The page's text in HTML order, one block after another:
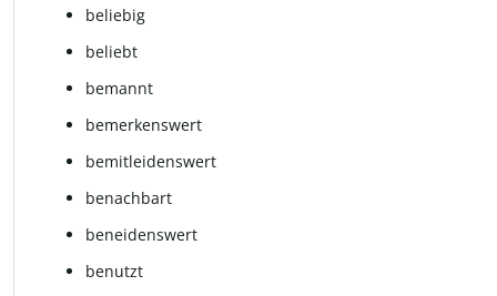
beliebig
beliebt
bemannt
bemerkenswert
bemitleidenswert
benachbart
beneidenswert
benutzt